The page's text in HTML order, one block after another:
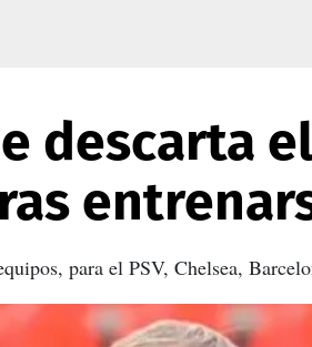
descarta
para el PSV, Chelsea,